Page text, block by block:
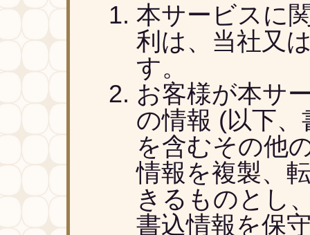
本サービスに
利は、当社又
す。
お客様が本サ
の情報 (以下
を含むその他
情報を複製、
きるものとし
書込情報を保